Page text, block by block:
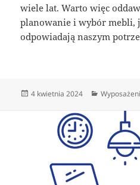
wiele lat. Warto więc
planowanie i wybór mebli,
odpowiadają naszym
Data
4 kwietnia 2024 Kategorie